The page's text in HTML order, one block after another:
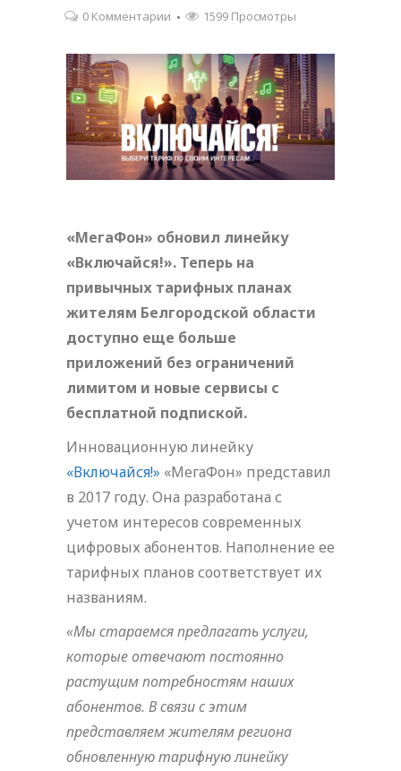
0 Комментарии
1599 Просмотры
«МегаФон» обновил линейку
«Включайся!». Теперь на
привычных тарифных планах
жителям Белгородской области
доступно еще больше
приложений без ограничений
лимитом и новые сервисы с
бесплатной подпиской.
Инновационную линейку
«Включайся!» «МегаФон» представил
в 2017 году. Она разработана с
учетом интересов современных
цифровых абонентов. Наполнение ее
тарифных планов соответствует их
названиям.
«Мы стараемся предлагать услуги,
которые отвечают постоянно
растущим потребностям наших
абонентов. В связи с этим
представляем жителям региона
обновленную тарифную линейку